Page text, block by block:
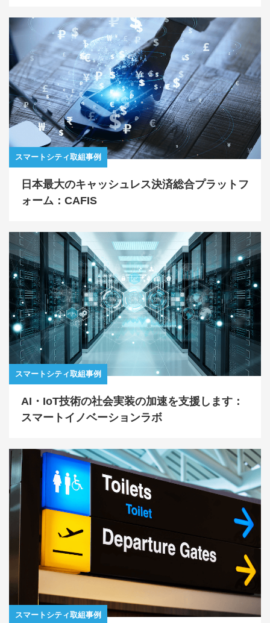
スマートシティ取組事例
日本最大のキャッシュレス決済総合プラットフ
ォーム：CAFIS
スマートシティ取組事例
AI・IoT技術の社会実装の加速を支援します：
スマートイノベーションラボ
スマートシティ取組事例